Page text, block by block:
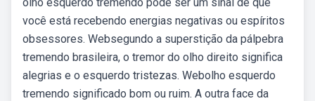
você está recebendo energias negativas ou espíritos
obsessores. Websegundo a superstição da pálpebra
tremendo brasileira, o tremor do olho direito significa
alegrias e o esquerdo tristezas. Webolho esquerdo
tremendo significado bom ou ruim. A outra face da